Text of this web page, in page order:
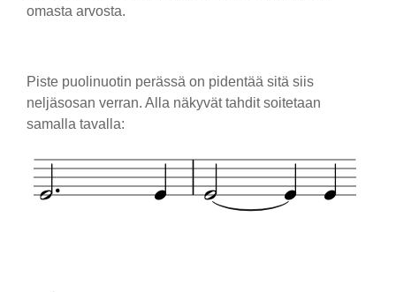
omasta arvosta.
Piste puolinuotin perässä on pidentää sitä siis
neljäsosan verran. Alla näkyvät tahdit soitetaan
samalla tavalla: